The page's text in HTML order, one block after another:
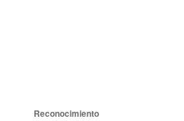
Reconocimiento